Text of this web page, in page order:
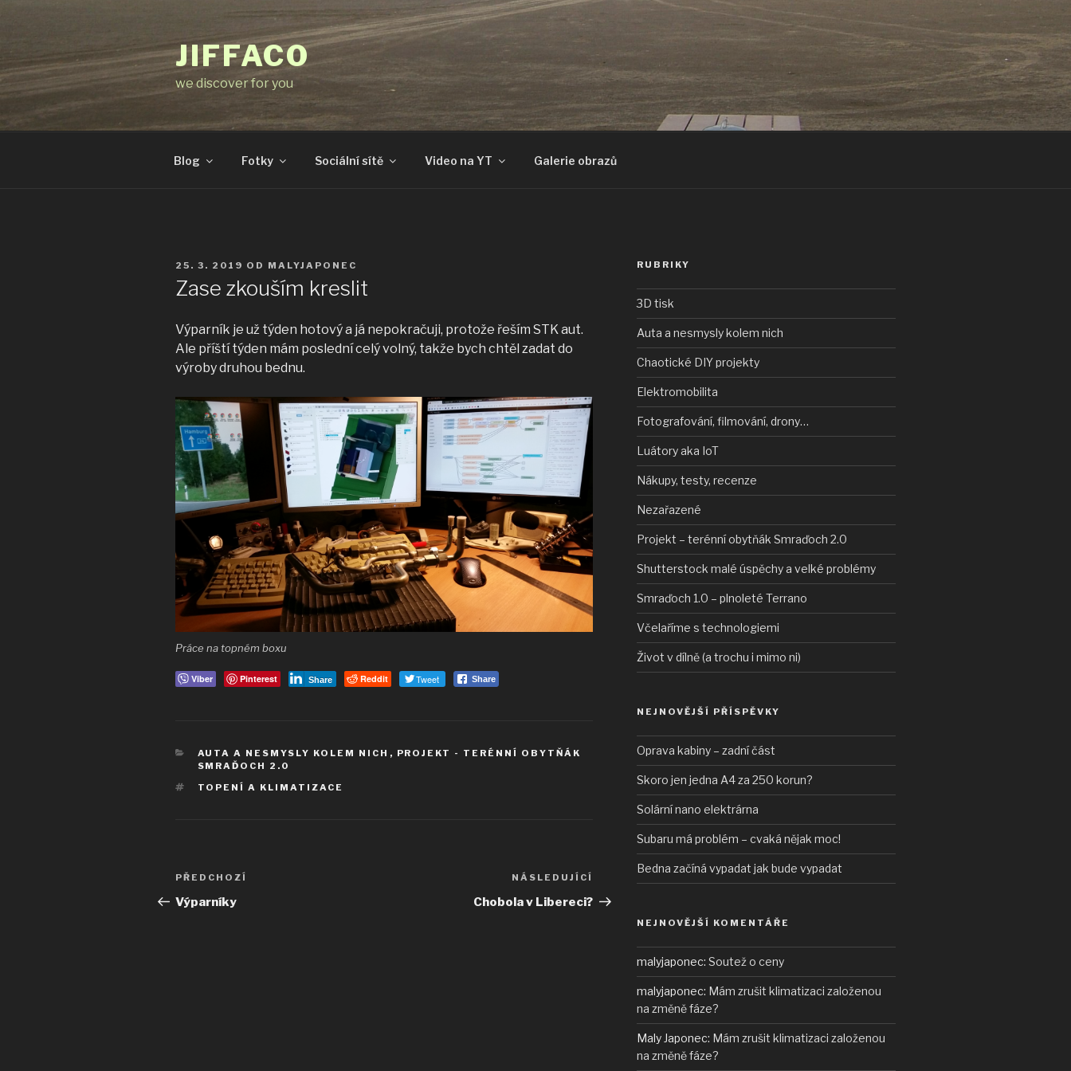
webu
JIFFACO
we discover for you
Blog Fotky Sociální sítě Video na YT Galerie obrazů
PUBLIKOVÁNO
25. 3. 2019 OD MALYJAPONEC
Zase zkouším kreslit
Výparník je už týden hotový a já nepokračuji, protože řeším STK aut.
Ale příští týden mám poslední celý volný, takže bych chtěl zadat do
výroby druhou bednu.
Práce na topném boxu
Viber Pinterest Share Reddit Tweet Share
RUBRIKY
AUTA A NESMYSLY KOLEM NICH , PROJEKT - TERÉNNÍ OBYTŇÁK
SMRAĎOCH 2.0
ŠTÍTKY
TOPENÍ A KLIMATIZACE
Navigace
pro
Předchozí
příspěvek
PŘEDCHOZÍ
Výparníky
Následující
příspěvek
NÁSLEDUJÍCÍ
Chobola v Libereci?
RUBRIKY
3D tisk
Auta a nesmysly kolem nich
Chaotické DIY projekty
Elektromobilita
Fotografování, filmování, drony…
Luátory aka IoT
Nákupy, testy, recenze
Nezařazené
Projekt – terénní obytňák Smraďoch 2.0
Shutterstock malé úspěchy a velké problémy
Smraďoch 1.0 – plnoleté Terrano
Včelaříme s technologiemi
Život v dílně (a trochu i mimo ni)
NEJNOVĚJŠÍ PŘÍSPĚVKY
Oprava kabiny – zadní část
Skoro jen jedna A4 za 250 korun?
Solární nano elektrárna
Subaru má problém – cvaká nějak moc!
Bedna začíná vypadat jak bude vypadat
NEJNOVĚJŠÍ KOMENTÁŘE
malyjaponec: Soutež o ceny
malyjaponec: Mám zrušit klimatizaci založenou
na změně fáze?
Maly Japonec: Mám zrušit klimatizaci založenou
na změně fáze?